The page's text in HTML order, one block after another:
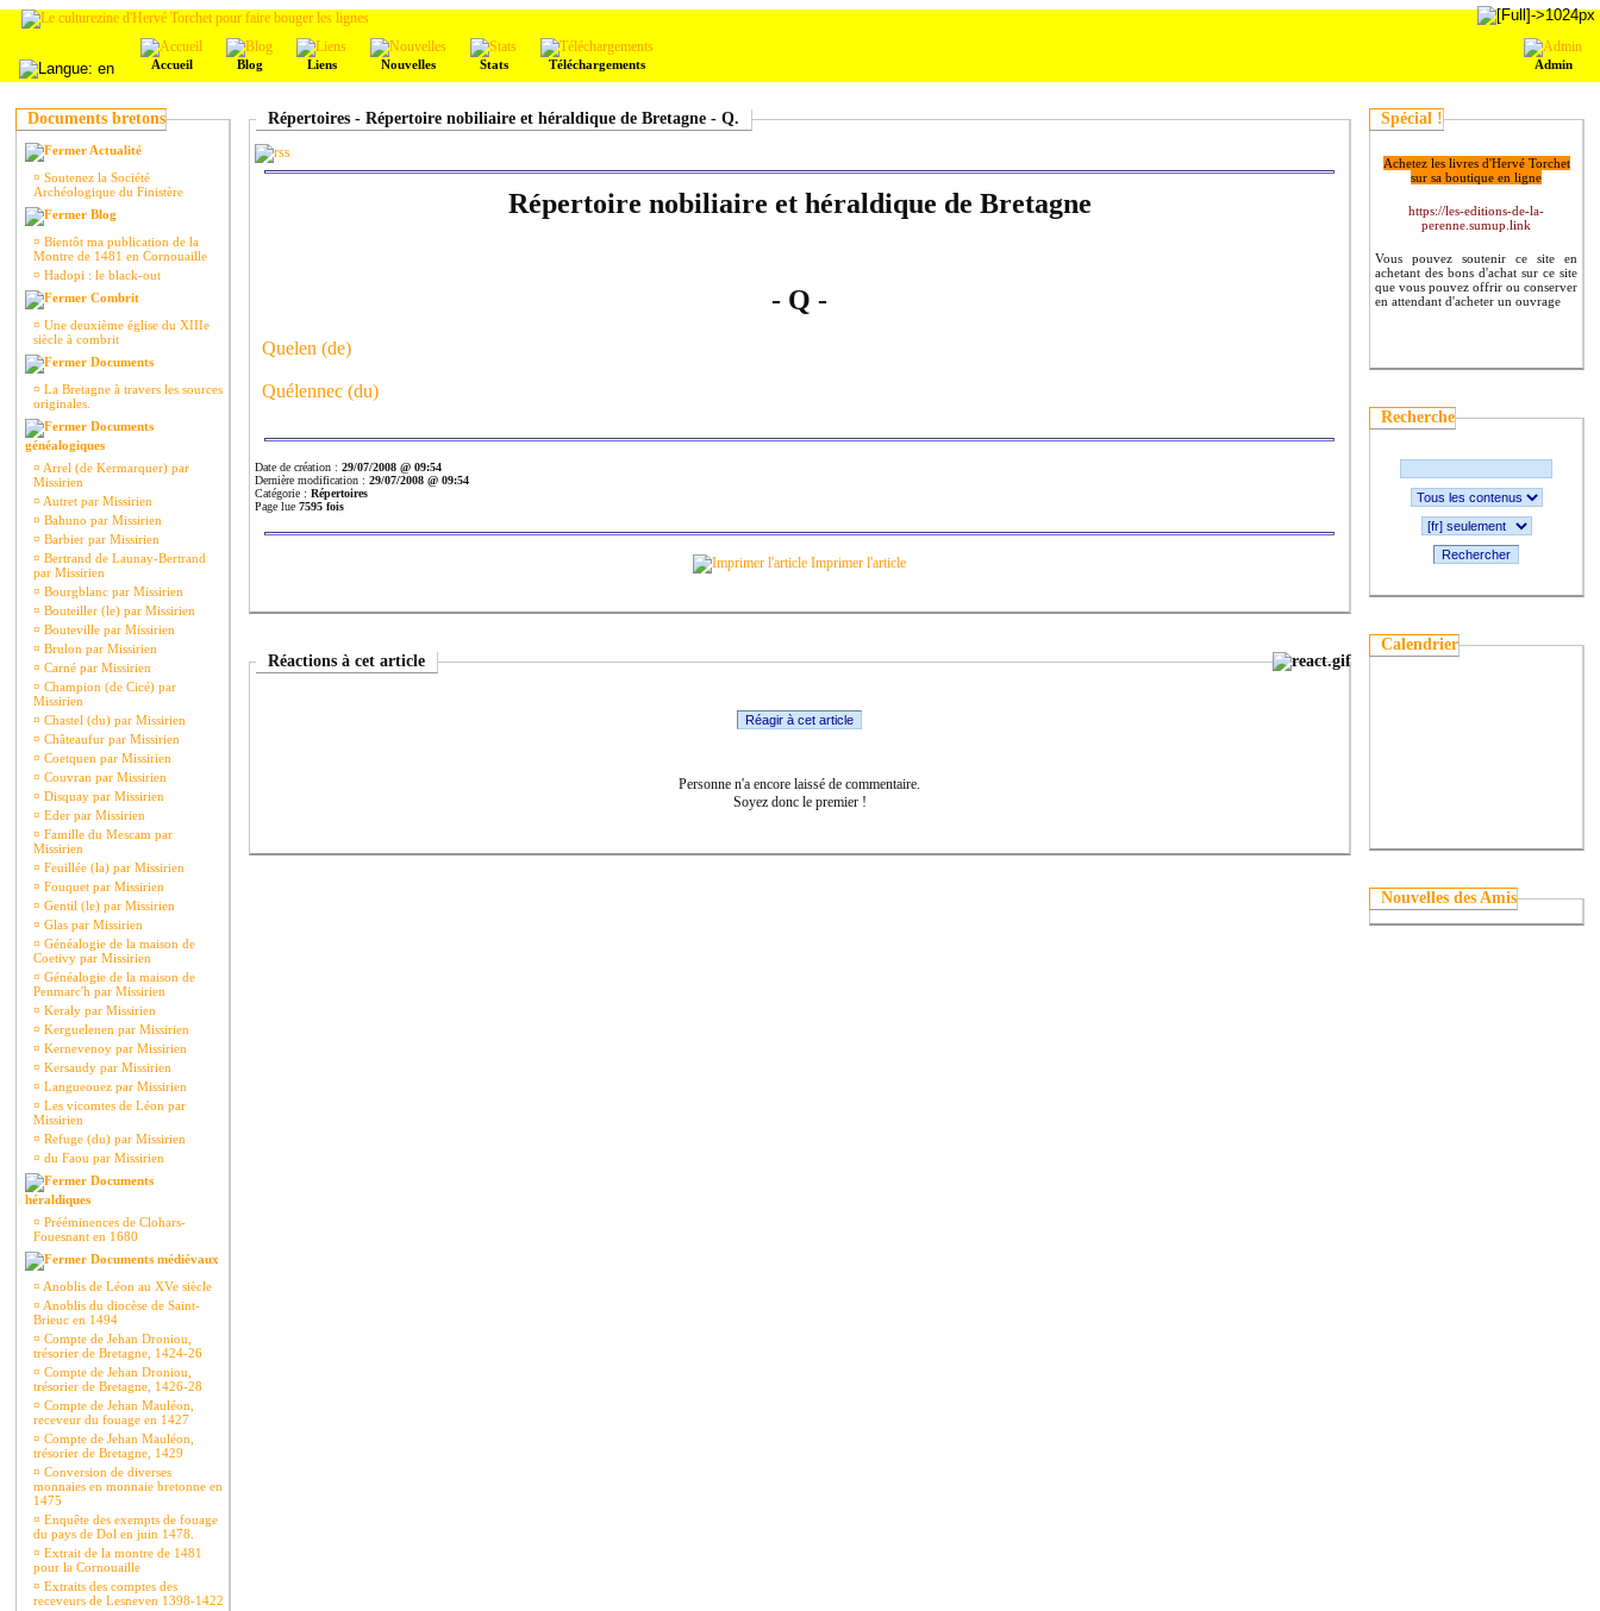
Admin
Accueil Blog Liens Nouvelles Stats Téléchargements
Documents bretons
Actualité
¤ Soutenez la Société
Archéologique du Finistère
Blog
¤ Bientôt ma publication de la
Montre de 1481 en Cornouaille
¤ Hadopi : le black-out
Combrit
¤ Une deuxième église du XIIIe
siècle à combrit
Documents
¤ La Bretagne à travers les sources
originales.
Documents
généalogiques
¤ Arrel (de Kermarquer) par
Missirien
¤ Autret par Missirien
¤ Bahuno par Missirien
¤ Barbier par Missirien
¤ Bertrand de Launay-Bertrand
par Missirien
¤ Bourgblanc par Missirien
¤ Bouteiller (le) par Missirien
¤ Bouteville par Missirien
¤ Brulon par Missirien
¤ Carné par Missirien
¤ Champion (de Cicé) par
Missirien
¤ Chastel (du) par Missirien
¤ Châteaufur par Missirien
¤ Coetquen par Missirien
¤ Couvran par Missirien
¤ Disquay par Missirien
¤ Eder par Missirien
¤ Famille du Mescam par
Missirien
¤ Feuillée (la) par Missirien
¤ Fouquet par Missirien
¤ Gentil (le) par Missirien
¤ Glas par Missirien
¤ Généalogie de la maison de
Coetivy par Missirien
¤ Généalogie de la maison de
Penmarc'h par Missirien
¤ Keraly par Missirien
¤ Kerguelenen par Missirien
¤ Kernevenoy par Missirien
¤ Kersaudy par Missirien
¤ Langueouez par Missirien
¤ Les vicomtes de Léon par
Missirien
¤ Refuge (du) par Missirien
¤ du Faou par Missirien
Documents
héraldiques
¤ Prééminences de Clohars-
Fouesnant en 1680
Documents médiévaux
¤ Anoblis de Léon au XVe siècle
¤ Anoblis du diocèse de Saint-
Brieuc en 1494
¤ Compte de Jehan Droniou,
trésorier de Bretagne, 1424-26
¤ Compte de Jehan Droniou,
trésorier de Bretagne, 1426-28
¤ Compte de Jehan Mauléon,
receveur du fouage en 1427
¤ Compte de Jehan Mauléon,
trésorier de Bretagne, 1429
¤ Conversion de diverses
monnaies en monnaie bretonne en
1475
¤ Enquête des exempts de fouage
du pays de Dol en juin 1478.
¤ Extrait de la montre de 1481
pour la Cornouaille
¤ Extraits des comptes des
receveurs de Lesneven 1398-1422
Répertoires - Répertoire nobiliaire et héraldique de Bretagne - Q.
Répertoire nobiliaire et héraldique de Bretagne
- Q -
Quelen (de)
Quélennec (du)
Date de création : 29/07/2008 @ 09:54
Dernière modification : 29/07/2008 @ 09:54
Catégorie : Répertoires
Page lue 7595 fois
Imprimer l'article
Réactions à cet article
Réagir à cet article
Personne n'a encore laissé de commentaire.
Soyez donc le premier !
Spécial !
Achetez les livres d'Hervé Torchet
sur sa boutique en ligne
https://les-editions-de-la-
perenne.sumup.link
Vous pouvez soutenir ce site en
achetant des bons d'achat sur ce site
que vous pouvez offrir ou conserver
en attendant d'acheter un ouvrage
Recherche
Rechercher
Calendrier
Nouvelles des Amis